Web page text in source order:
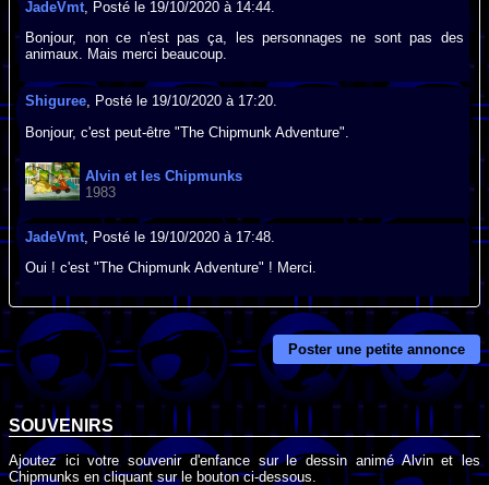
JadeVmt , Posté le 19/10/2020 à 14:44.
Bonjour, non ce n'est pas ça, les personnages ne sont pas des
animaux. Mais merci beaucoup.
Shiguree, Posté le 19/10/2020 à 17:20.
Bonjour, c'est peut-être "The Chipmunk Adventure".
Alvin et les Chipmunks
1983
JadeVmt, Posté le 19/10/2020 à 17:48.
Oui ! c'est "The Chipmunk Adventure" ! Merci.
Poster une petite annonce
SOUVENIRS
Ajoutez ici votre souvenir d'enfance sur le dessin animé Alvin et les
Chipmunks en cliquant sur le bouton ci-dessous.